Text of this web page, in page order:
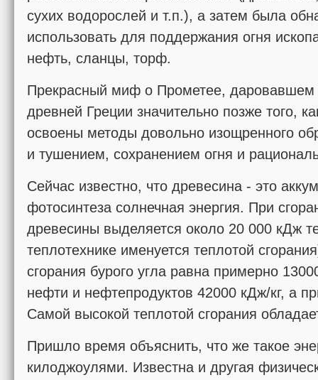
сухих водорослей и т.п.), а затем была
использовать для поддержания огня
нефть, сланцы, торф.
Прекрасный миф о Прометее, даровавшем
древней Греции значительно позже того,
освоены методы довольно изощренно­го
и тушением, сохранени­ем огня и
Сейчас известно, что древесина - это
фотосинтеза солнечная энергия. При
древесины выделяется около 20 000 кДж
теплотехнике именуется теплотой
сгорания бурого угла равна примерно
нефти и нефтепродуктов 42000 кДж/кг, а
Самой высокой теплотой сгорания
Пришло время объяснить, что же такое
килоджоулями. Известна и другая